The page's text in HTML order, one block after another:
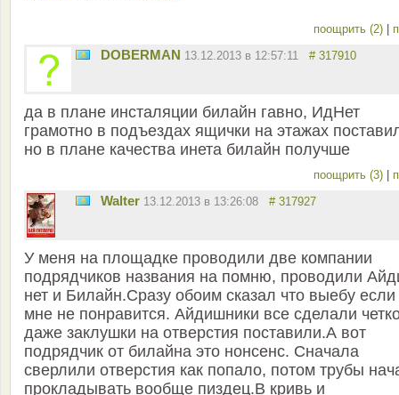
поощрить (2)
DOBERMAN 13.12.2013 в 12:57:11 # 317910
да в плане инсталяции билайн гавно, ИдНет
грамотно в подъездах ящички на этажах
но в плане качества инета билайн получше
поощрить (3)
Walter 13.12.2013 в 13:26:08 # 317927
У меня на площадке проводили две компании
подрядчиков названия на помню, проводили
нет и Билайн.Сразу обоим сказал что выебу если
мне не понравится. Айдишники все сделали
даже заклушки на отверстия поставили.А вот
подрядчик от билайна это нонсенс. Сначала
сверлили отверстия как попало, потом трубы
прокладывать вообще пиздец.В кривь и